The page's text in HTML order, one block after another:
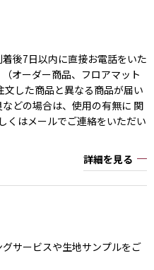
後7日以内に直接お電話をいた
オーダー商品、フロアマット
した商品と異なる商品が届い
どの場合は、使用の有無に 関
くはメールでご連絡をいただい
詳細を見る
サービスや生地サンプルをご